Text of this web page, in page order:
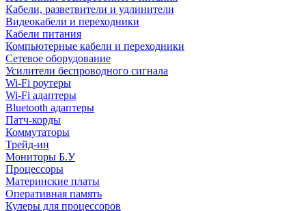
Кабели, разветвители и удлинители
Видеокабели и переходники
Кабели питания
Компьютерные кабели и переходники
Сетевое оборудование
Усилители беспроводного сигнала
Wi-Fi роутеры
Wi-Fi адаптеры
Bluetooth адаптеры
Патч-корды
Коммутаторы
Трейд-ин
Мониторы Б.У
Процессоры
Материнские платы
Оперативная память
Кулеры для процессоров